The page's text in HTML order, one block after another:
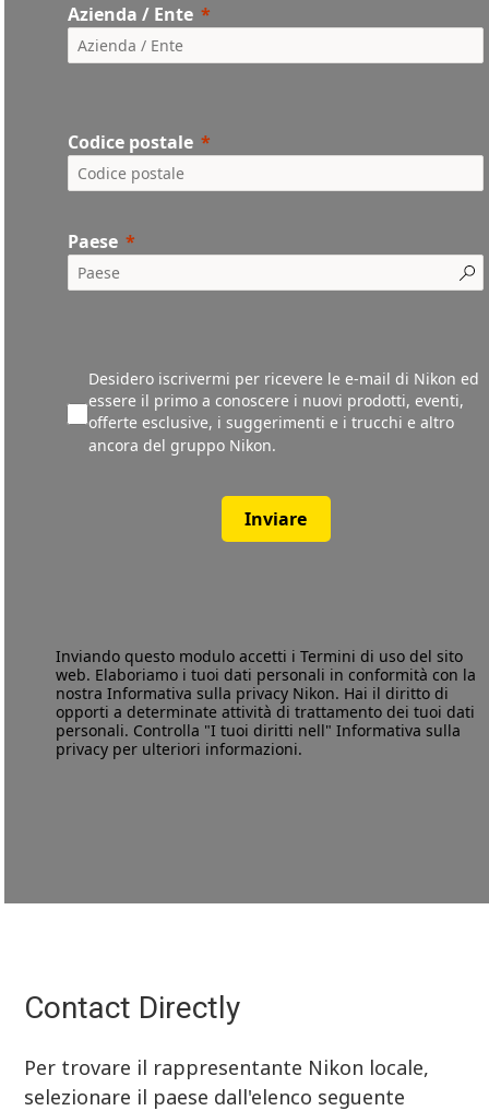
Azienda / Ente
Codice postale
Paese
Desidero iscrivermi per ricevere le e-mail di Nikon ed
essere il primo a conoscere i nuovi prodotti, eventi,
offerte esclusive, i suggerimenti e i trucchi e altro
ancora del gruppo Nikon.
Inviare
Inviando questo modulo accetti iTermini di uso del sito
web. Elaboriamo i tuoi dati personali in conformità con la
nostraInformativa sulla privacy Nikon. Hai il diritto di
opporti a determinate attività di trattamento dei tuoi dati
personali. Controlla "I tuoi diritti nell" Informativa sulla
privacy per ulteriori informazioni.
Contact Directly
Per trovare il rappresentante Nikon locale,
selezionare il paese dall'elenco seguente